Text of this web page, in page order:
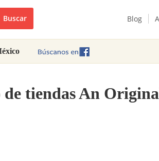
Buscar Blog
tiendas An